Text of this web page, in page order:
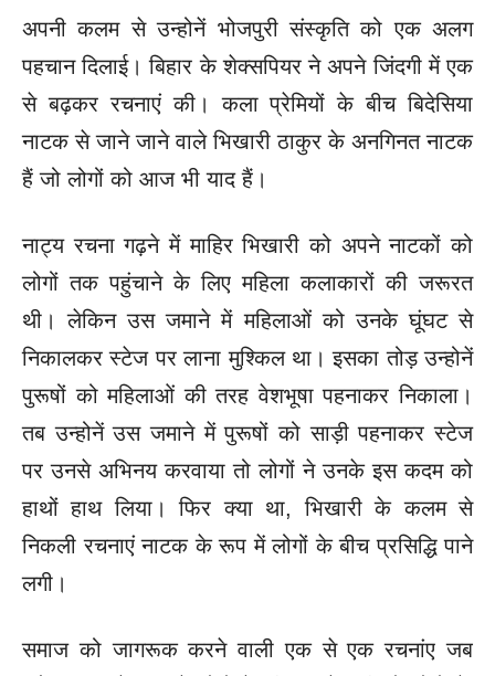
अपनी कलम से उन्होनें भोजपुरी संस्कृति को एक अलग
पहचान दिलाई। बिहार के शेक्सपियर ने अपने जिंदगी में एक
से बढ़कर रचनाएं की। कला प्रेमियों के बीच बिदेसिया
नाटक से जाने जाने वाले भिखारी ठाकुर के अनगिनत नाटक
हैं जो लोगों को आज भी याद हैं।
नाट्य रचना गढ़ने में माहिर भिखारी को अपने नाटकों को
लोगों तक पहुंचाने के लिए महिला कलाकारों की जरूरत
थी। लेकिन उस जमाने में महिलाओं को उनके घूंघट से
निकालकर स्टेज पर लाना मुश्किल था। इसका तोड़ उन्होनें
पुरूषों को महिलाओं की तरह वेशभूषा पहनाकर निकाला।
तब उन्होनें उस जमाने में पुरूषों को साड़ी पहनाकर स्टेज
पर उनसे अभिनय करवाया तो लोगों ने उनके इस कदम को
हाथों हाथ लिया। फिर क्या था, भिखारी के कलम से
निकली रचनाएं नाटक के रूप में लोगों के बीच प्रसिद्धि पाने
लगी।
समाज को जागरूक करने वाली एक से एक रचनांए जब